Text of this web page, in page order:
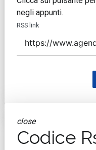
negli appunti.
RSS link
close
Codice